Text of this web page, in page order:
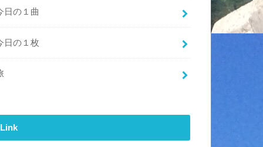
日の１曲
日の１枚
Link